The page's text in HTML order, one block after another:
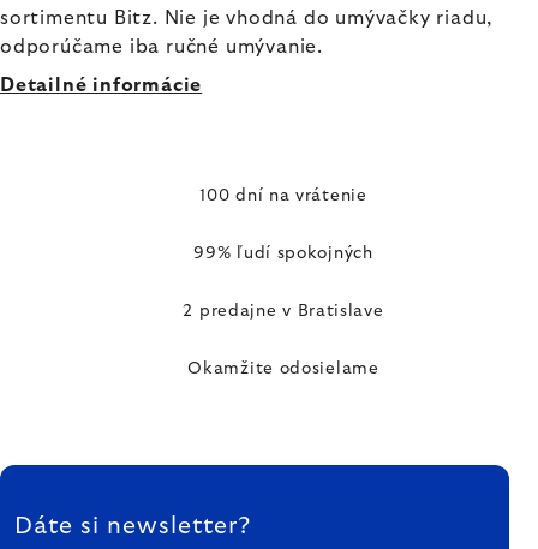
sortimentu Bitz. Nie je vhodná do umývačky riadu,
odporúčame iba ručné umývanie.
Detailné informácie
100 dní na vrátenie
99% ľudí spokojných
2 predajne v Bratislave
Okamžite odosielame
ZÁPÄTIE
Dáte si newsletter?